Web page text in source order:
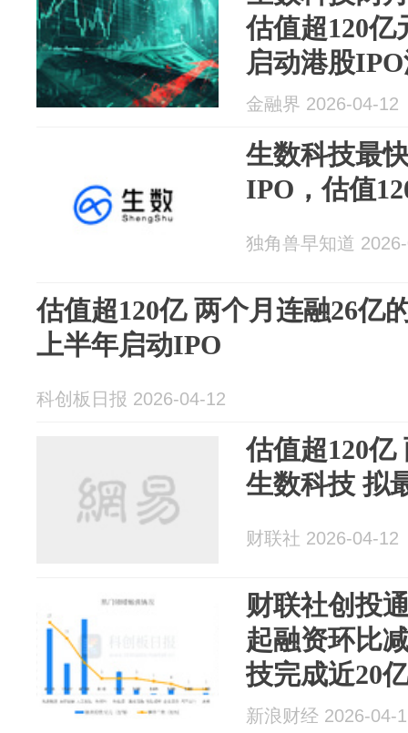
估值超120亿
启动港股
金融界 2026-04-12
生数科技最
IPO，估值
独角兽早知道
估值超120亿 两个月连融26亿
上半年启动IPO
科创板日报 2026-04-12
估值超120亿
生数科技 拟
财联社 2026-04-12
财联社创投
起融资环比
技完成近20
新浪财经 2026-04-